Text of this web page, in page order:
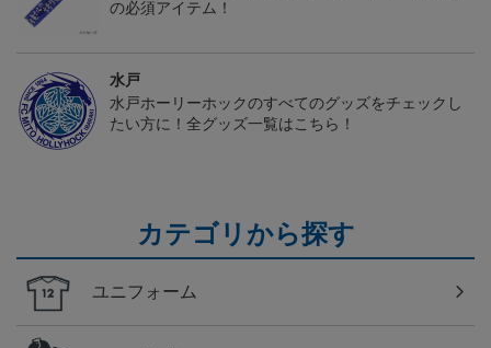
の必須アイテム！
水戸
水戸ホーリーホックのすべてのグッズをチェックし
たい方に！全グッズ一覧はこちら！
カテゴリから探す
ユニフォーム